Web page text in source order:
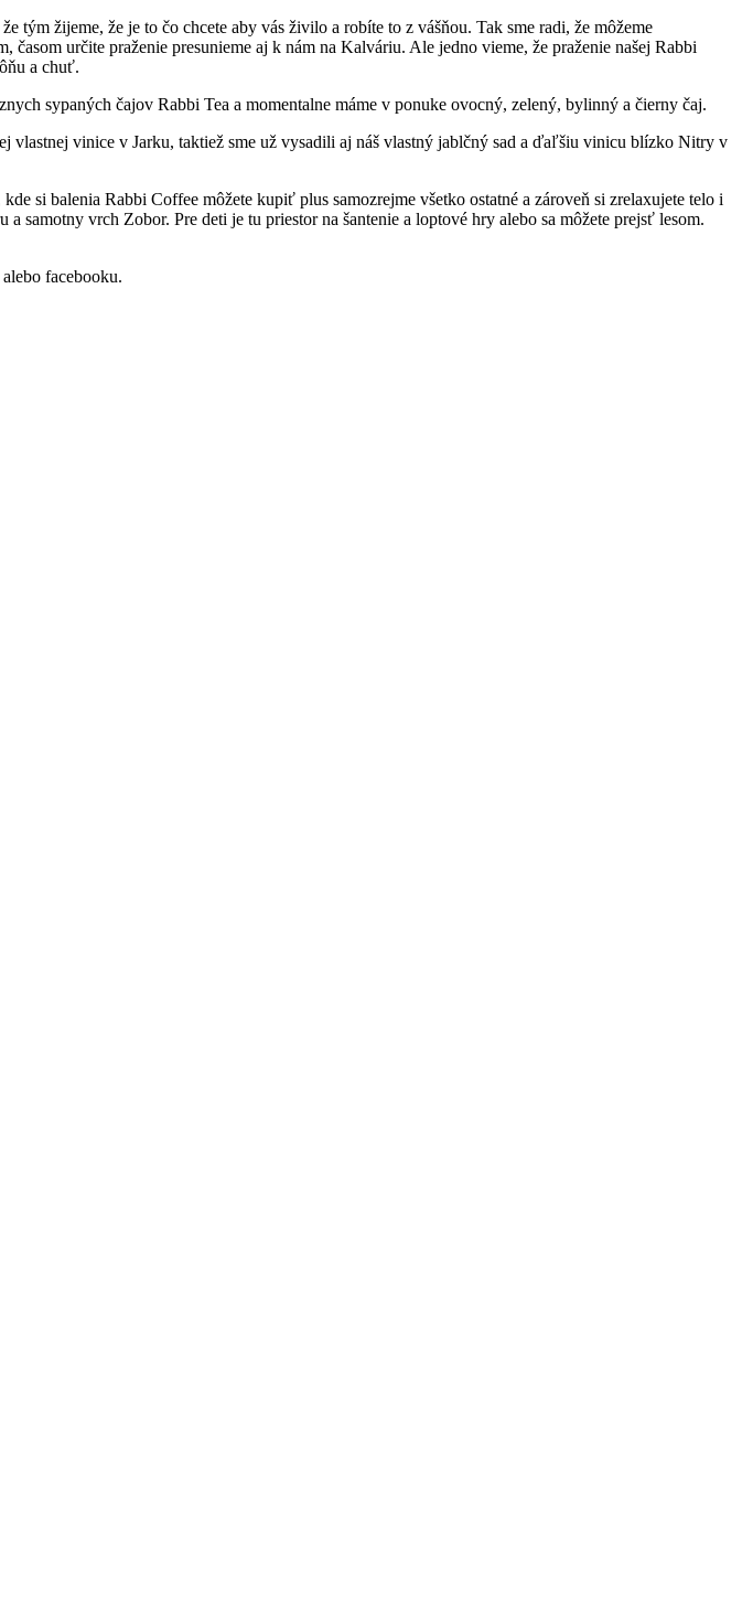
tým žijeme, že je to čo chcete aby vás živilo a robíte to z vášňou. Tak sme radi, že môžeme
určite praženie presunieme aj k nám na Kalváriu. Ale jedno vieme, že praženie našej Rabbi
a chuť.
sypaných čajov Rabbi Tea a momentalne máme v ponuke ovocný, zelený, bylinný a čierny čaj.
vlastnej vinice v Jarku, taktiež sme už vysadili aj náš vlastný jablčný sad a ďaľšiu vinicu blízko Nitry v
si balenia Rabbi Coffee môžete kupiť plus samozrejme všetko ostatné a zároveň si zrelaxujete telo i
vrch Zobor. Pre deti je tu priestor na šantenie a loptové hry alebo sa môžete prejsť lesom.
facebooku.